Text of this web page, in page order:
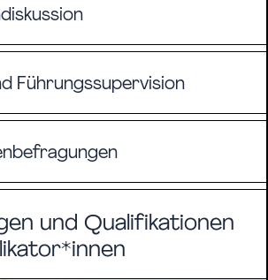
Führungssupervision
und Qualifikationen